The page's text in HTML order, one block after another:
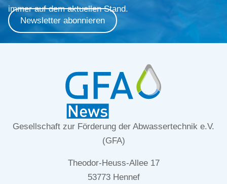
immer auf dem aktuellen Stand.
Newsletter abonnieren
Gesellschaft zur Förderung der Abwassertechnik e.V.
(GFA)
Theodor-Heuss-Allee 17
53773 Hennef